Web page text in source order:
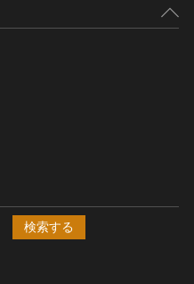
検索する